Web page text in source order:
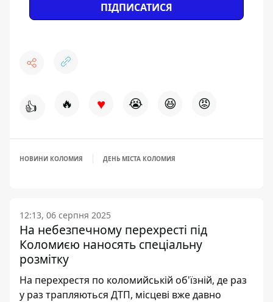
ПІДПИСАТИСЯ
👍 🔥 ♥ 😭 😆 😡
НОВИНИ КОЛОМИЯ ДЕНЬ МІСТА КОЛОМИЯ
12:13, 06 серпня 2025
На небезпечному перехресті під
Коломиєю наносять спеціальну
розмітку
На перехрестя по коломийській об'їзній, де раз
у раз трапляються ДТП, місцеві вже давно